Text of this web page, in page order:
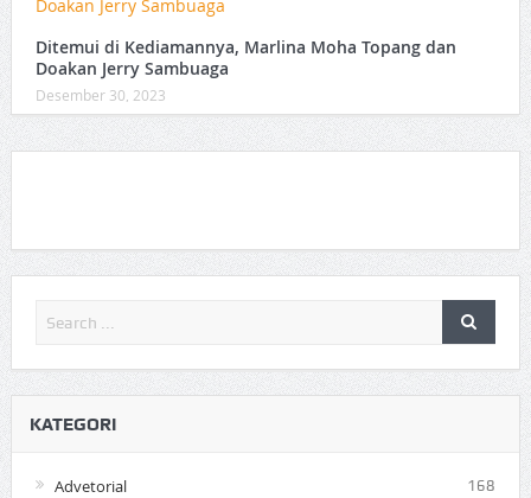
Ditemui di Kediamannya, Marlina Moha Topang dan
Doakan Jerry Sambuaga
Desember 30, 2023
KATEGORI
Advetorial 168